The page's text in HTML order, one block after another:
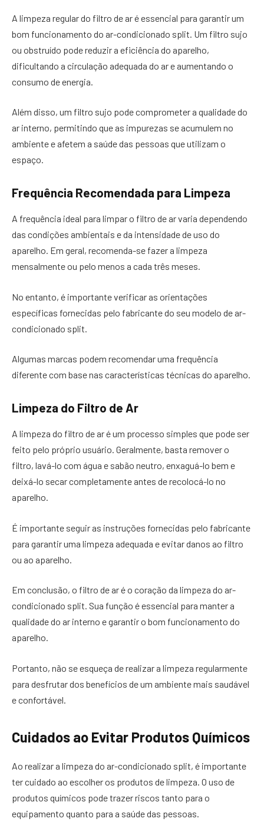
A limpeza regular do filtro de ar é essencial para garantir um
bom funcionamento do ar-condicionado split. Um filtro sujo
ou obstruído pode reduzir a eficiência do aparelho,
dificultando a circulação adequada do ar e aumentando o
consumo de energia.
Além disso, um filtro sujo pode comprometer a qualidade do
ar interno, permitindo que as impurezas se acumulem no
ambiente e afetem a saúde das pessoas que utilizam o
espaço.
Frequência Recomendada para Limpeza
A frequência ideal para limpar o filtro de ar varia dependendo
das condições ambientais e da intensidade de uso do
aparelho. Em geral, recomenda-se fazer a limpeza
mensalmente ou pelo menos a cada três meses.
No entanto, é importante verificar as orientações
específicas fornecidas pelo fabricante do seu modelo de ar-
condicionado split.
Algumas marcas podem recomendar uma frequência
diferente com base nas características técnicas do aparelho.
Limpeza do Filtro de Ar
A limpeza do filtro de ar é um processo simples que pode ser
feito pelo próprio usuário. Geralmente, basta remover o
filtro, lavá-lo com água e sabão neutro, enxaguá-lo bem e
deixá-lo secar completamente antes de recolocá-lo no
aparelho.
É importante seguir as instruções fornecidas pelo fabricante
para garantir uma limpeza adequada e evitar danos ao filtro
ou ao aparelho.
Em conclusão, o filtro de ar é o coração da limpeza do ar-
condicionado split. Sua função é essencial para manter a
qualidade do ar interno e garantir o bom funcionamento do
aparelho.
Portanto, não se esqueça de realizar a limpeza regularmente
para desfrutar dos benefícios de um ambiente mais saudável
e confortável.
Cuidados ao Evitar Produtos Químicos
Ao realizar a limpeza do ar-condicionado split, é importante
ter cuidado ao escolher os produtos de limpeza. O uso de
produtos químicos pode trazer riscos tanto para o
equipamento quanto para a saúde das pessoas.